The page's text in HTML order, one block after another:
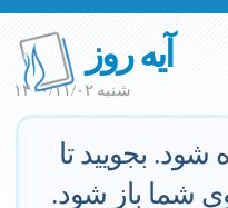
آیه روز
شنبه ۱۴۰۰/۱۱/۰۲
شود. بجوييد تا
روى شما باز شود.